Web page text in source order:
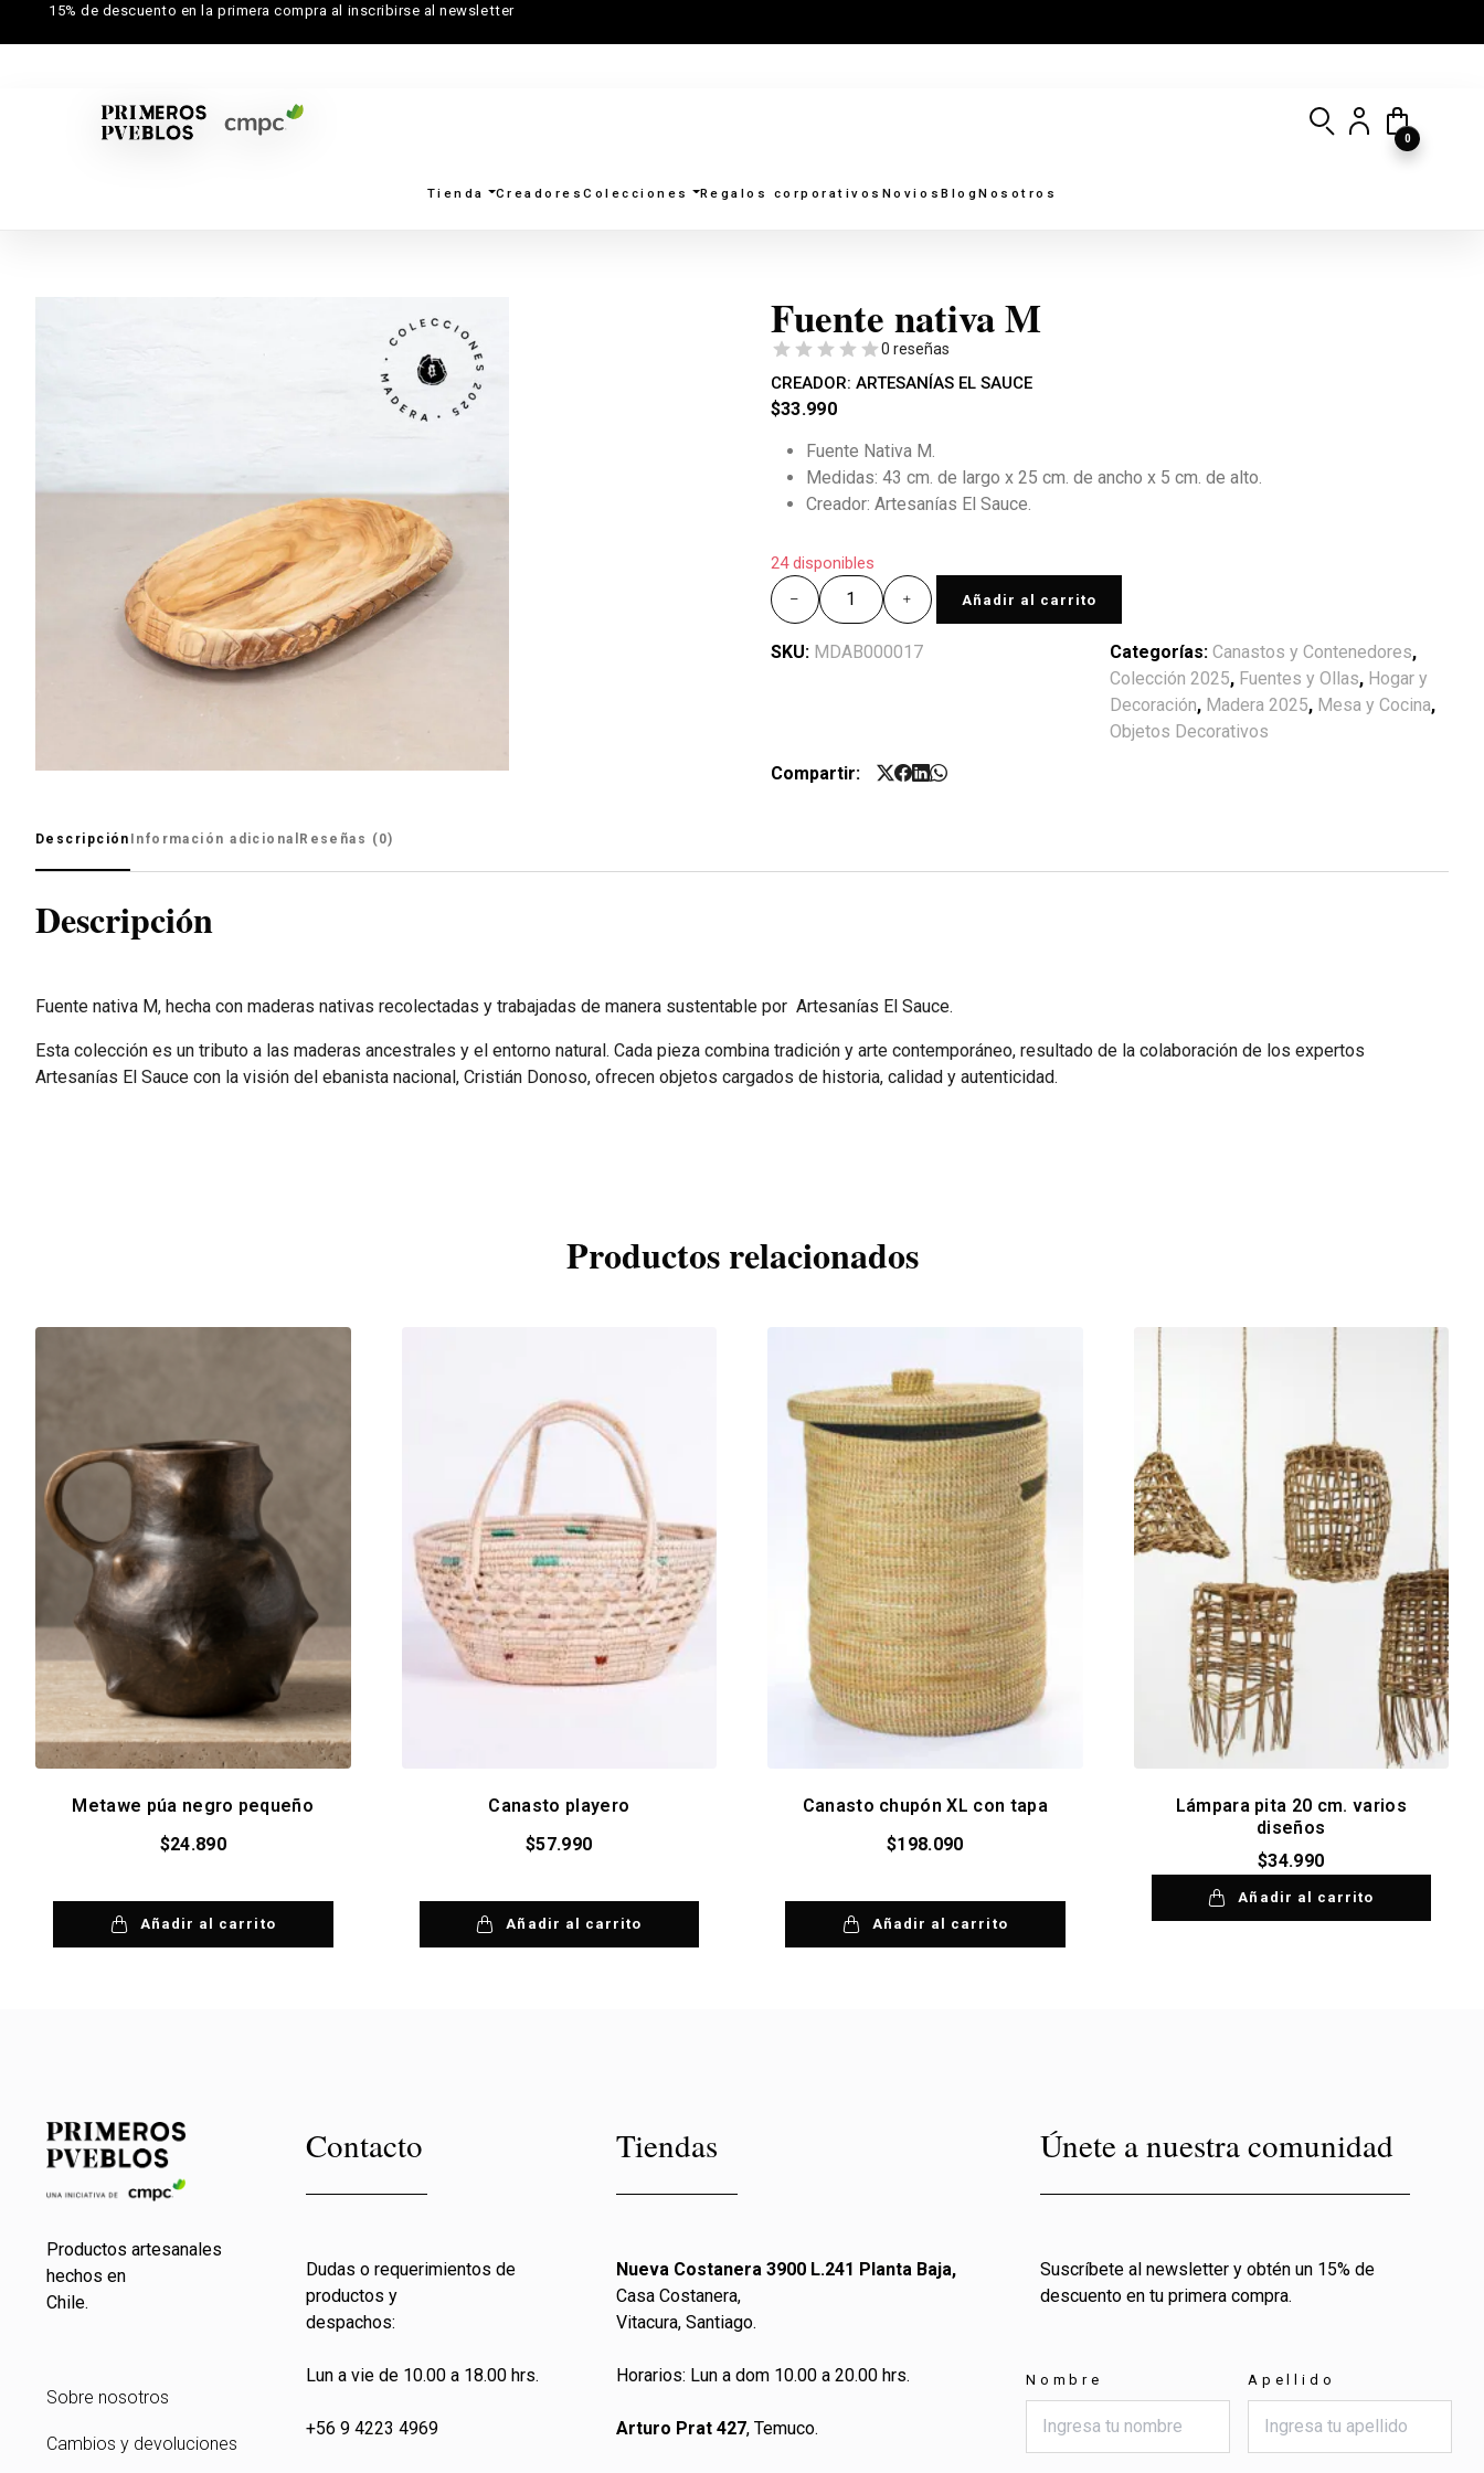
15% de descuento en la primera compra al inscribirse al newsletter
Tienda CreadoresColecciones Regalos corporativos NoviosBlogNosotros
0
Fuente nativa M
0 reseñas
CREADOR: ARTESANÍAS EL SAUCE
$33.990
Fuente Nativa M.
Medidas: 43 cm. de largo x 25 cm. de ancho x 5 cm. de alto.
Creador: Artesanías El Sauce.
24 disponibles
Añadir al carrito
SKU: MDAB000017 Categorías: Canastos y Contenedores,
Colección 2025, Fuentes y Ollas, Hogar y
Decoración, Madera 2025, Mesa y Cocina,
Objetos Decorativos
Compartir:
Descripción Información adicional Reseñas (0)
Descripción
Fuente nativa M, hecha con maderas nativas recolectadas y trabajadas de manera sustentable por Artesanías El Sauce.
Esta colección es un tributo a las maderas ancestrales y el entorno natural. Cada pieza combina tradición y arte contemporáneo, resultado de la colaboración de los expertos
Artesanías El Sauce con la visión del ebanista nacional, Cristián Donoso, ofrecen objetos cargados de historia, calidad y autenticidad.
Productos relacionados
Metawe púa negro pequeño
$24.890
Añadir al carrito
Canasto playero
$57.990
Añadir al carrito
Canasto chupón XL con tapa
$198.090
Añadir al carrito
Lámpara pita 20 cm. varios
diseños
$34.990
Añadir al carrito
Productos artesanales
hechos en
Chile.
Sobre nosotros
Cambios y devoluciones
Contacto
Dudas o requerimientos de
productos y
despachos:
Lun a vie de 10.00 a 18.00 hrs.
+56 9 4223 4969
Tiendas
Nueva Costanera 3900 L.241 Planta Baja,
Casa Costanera,
Vitacura, Santiago.
Horarios: Lun a dom 10.00 a 20.00 hrs.
Arturo Prat 427, Temuco.
Únete a nuestra comunidad
Suscríbete al newsletter y obtén un 15% de
descuento en tu primera compra.
Nombre Apellido